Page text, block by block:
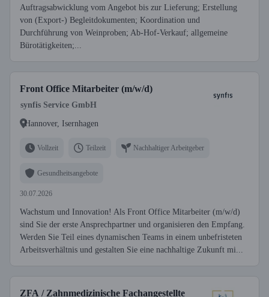
Auftragsabwicklung vom Angebot bis zur Lieferung; Erstellung
von (Export-) Begleitdokumenten; Koordination und
Durchführung von Weinproben; Ab-Hof-Verkauf; allgemeine
Bürotätigkeiten;...
Front Office Mitarbeiter (m/w/d)
synfis Service GmbH
Hannover, Isernhagen
Vollzeit Teilzeit Nachhaltiger Arbeitgeber
Gesundheitsangebote
30.07.2026
Wachstum und Innovation! Als Front Office Mitarbeiter (m/w/d)
sind Sie der erste Ansprechpartner und organisieren den Empfang.
Werden Sie Teil eines dynamischen Teams in einem unbefristeten
Arbeitsverhältnis und gestalten Sie eine nachhaltige Zukunft mi...
ZFA / Zahnmedizinische Fachangestellte